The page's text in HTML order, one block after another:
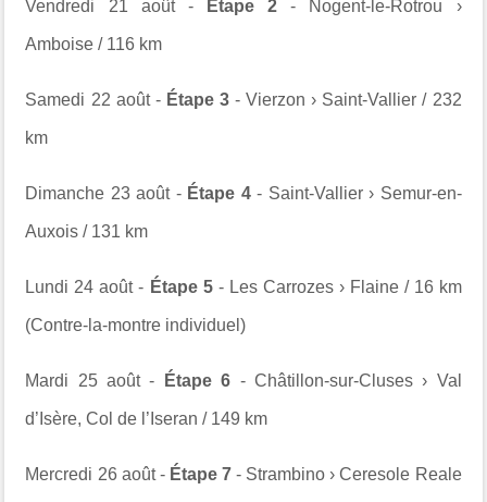
Vendredi 21 août - Étape 2- Nogent-le-Rotrou ›
Amboise/ 116 km
Samedi 22 août - Étape 3- Vierzon › Saint-Vallier / 232
km
Dimanche 23 août - Étape 4- Saint-Vallier › Semur-en-
Auxois / 131 km
Lundi 24 août - Étape 5 - Les Carrozes › Flaine / 16 km
(Contre-la-montre individuel)
Mardi 25 août - Étape 6 - Châtillon-sur-Cluses › Val
d’Isère, Col de l’Iseran / 149 km
Mercredi 26 août - Étape 7- Strambino ›Ceresole Reale